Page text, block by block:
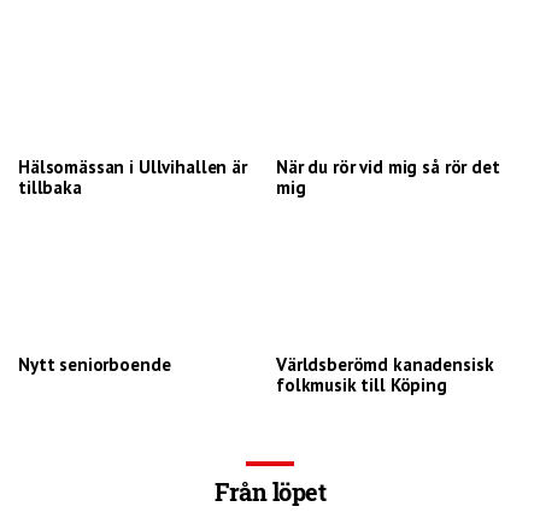
Hälsomässan i Ullvihallen är
tillbaka
När du rör vid mig så rör det
mig
Nytt seniorboende
Världsberömd kanadensisk
folkmusik till Köping
Från löpet